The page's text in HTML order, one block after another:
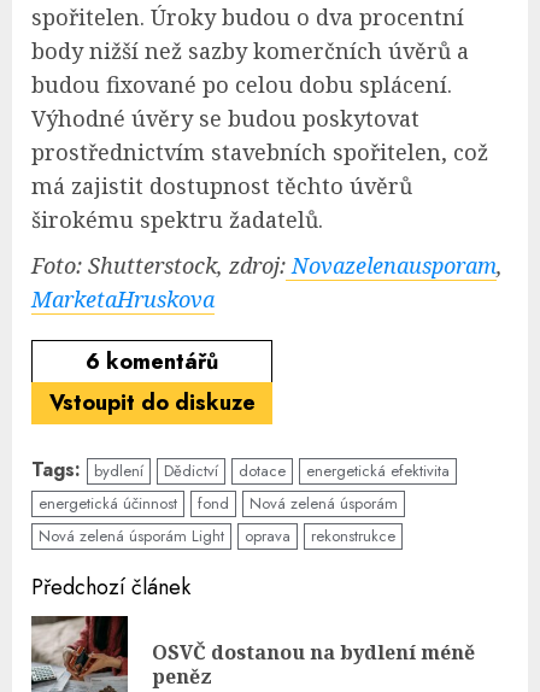
spořitelen. Úroky budou o dva procentní
body nižší než sazby komerčních úvěrů a
budou fixované po celou dobu splácení.
Výhodné úvěry se budou poskytovat
prostřednictvím stavebních spořitelen, což
má zajistit dostupnost těchto úvěrů
širokému spektru žadatelů.
Foto: Shutterstock, zdroj:Novazelenausporam,
MarketaHruskova
6 komentářů
Vstoupit do diskuze
Tags: bydlení Dědictví dotace
energetická efektivita
energetická účinnost
fond
Nová zelená úsporám
Nová zelená úsporám Light
oprava rekonstrukce
Continue
Reading
Předchozí článek
OSVČ dostanou na bydlení méně
peněz